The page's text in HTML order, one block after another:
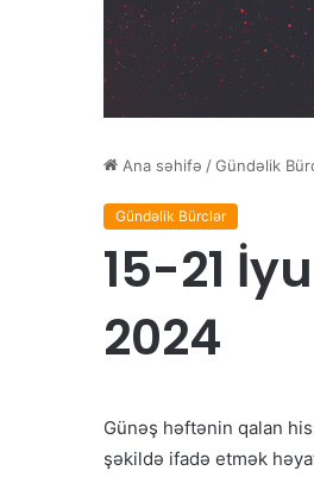
Ana səhifə /Gündəlik
Gündəlik Bürclər
15-21
2024
Günəş həftənin qalan
şəkildə ifadə etmək